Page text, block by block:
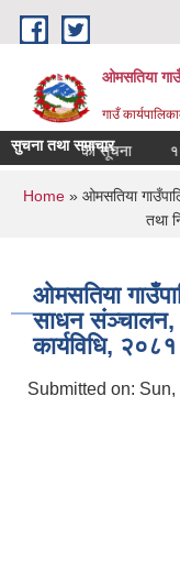
Skip to main content
ओमसतिया
गाउँ
सुचना तथा समाचार
गरिएको सूचना १९
You are
Home» ओमसतिया
तथा
ओमसतिया
साधन संञ्चालन,
कार्यविधि, २०८१
Submitted on: Sun,